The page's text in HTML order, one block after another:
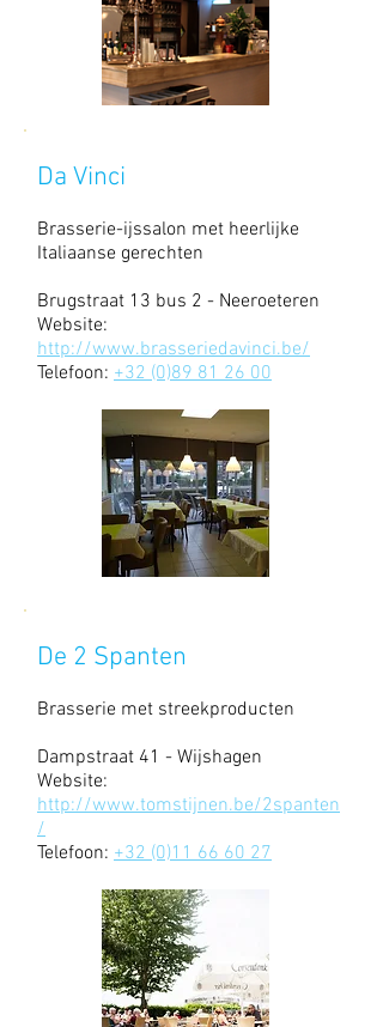
Da Vinci
Brasserie-ijssalon met heerlijke
Italiaanse gerechten
Brugstraat 13 bus 2 - Neeroeteren
Website:
http://www.brasseriedavinci.be/
Telefoon: +32 (0)89 81 26 00
De 2 Spanten
Brasserie met streekproducten
Dampstraat 41 - Wijshagen
Website:
http://www.tomstijnen.be/2spanten
/
Telefoon: +32 (0)11 66 60 27